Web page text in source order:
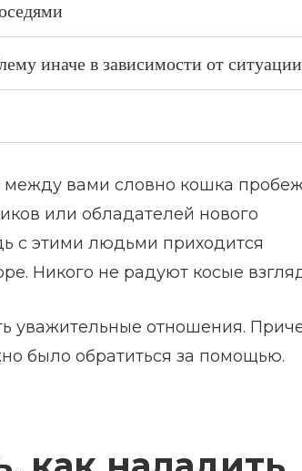
иначе в зависимости от ситуации
между вами словно кошка
или обладателей нового
с этими людьми приходится
Никого не радуют косые
уважительные отношения.
было обратиться за помощью.